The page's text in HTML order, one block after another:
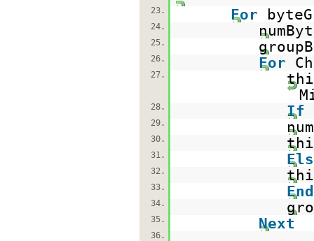
23.
For
24.
25.
26. For
27.
28. If
29.
30.
31.
32.
33. End
34.
35. Next
36.